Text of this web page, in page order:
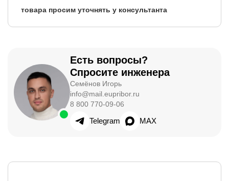
товара просим уточнять у консультанта
Есть вопросы?
Спросите инженера
Семёнов Игорь
info@mail.eupribor.ru
8 800 770-09-06
Telegram MAX